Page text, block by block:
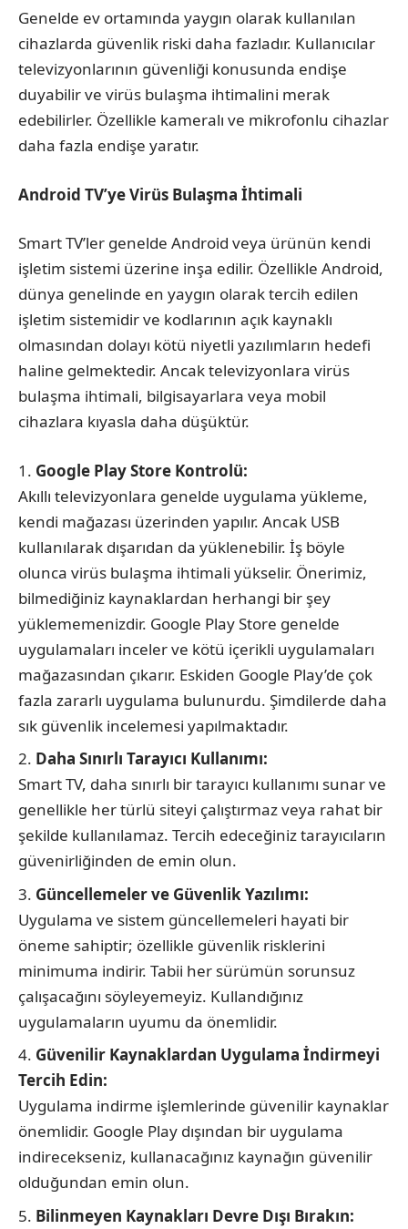
Genelde ev ortamında yaygın olarak kullanılan
cihazlarda güvenlik riski daha fazladır. Kullanıcılar
televizyonlarının güvenliği konusunda endişe
duyabilir ve virüs bulaşma ihtimalini merak
edebilirler. Özellikle kameralı ve mikrofonlu cihazlar
daha fazla endişe yaratır.
Android TV’ye Virüs Bulaşma İhtimali
Smart TV’ler genelde Android veya ürünün kendi
işletim sistemi üzerine inşa edilir. Özellikle Android,
dünya genelinde en yaygın olarak tercih edilen
işletim sistemidir ve kodlarının açık kaynaklı
olmasından dolayı kötü niyetli yazılımların hedefi
haline gelmektedir. Ancak televizyonlara virüs
bulaşma ihtimali, bilgisayarlara veya mobil
cihazlara kıyasla daha düşüktür.
Google Play Store Kontrolü:
Akıllı televizyonlara genelde uygulama yükleme,
kendi mağazası üzerinden yapılır. Ancak USB
kullanılarak dışarıdan da yüklenebilir. İş böyle
olunca virüs bulaşma ihtimali yükselir. Önerimiz,
bilmediğiniz kaynaklardan herhangi bir şey
yüklememenizdir. Google Play Store genelde
uygulamaları inceler ve kötü içerikli uygulamaları
mağazasından çıkarır. Eskiden Google Play’de çok
fazla zararlı uygulama bulunurdu. Şimdilerde daha
sık güvenlik incelemesi yapılmaktadır.
Daha Sınırlı Tarayıcı Kullanımı:
Smart TV, daha sınırlı bir tarayıcı kullanımı sunar ve
genellikle her türlü siteyi çalıştırmaz veya rahat bir
şekilde kullanılamaz. Tercih edeceğiniz tarayıcıların
güvenirliğinden de emin olun.
Güncellemeler ve Güvenlik Yazılımı:
Uygulama ve sistem güncellemeleri hayati bir
öneme sahiptir; özellikle güvenlik risklerini
minimuma indirir. Tabii her sürümün sorunsuz
çalışacağını söyleyemeyiz. Kullandığınız
uygulamaların uyumu da önemlidir.
Güvenilir Kaynaklardan Uygulama İndirmeyi
Tercih Edin:
Uygulama indirme işlemlerinde güvenilir kaynaklar
önemlidir. Google Play dışından bir uygulama
indirecekseniz, kullanacağınız kaynağın güvenilir
olduğundan emin olun.
Bilinmeyen Kaynakları Devre Dışı Bırakın: